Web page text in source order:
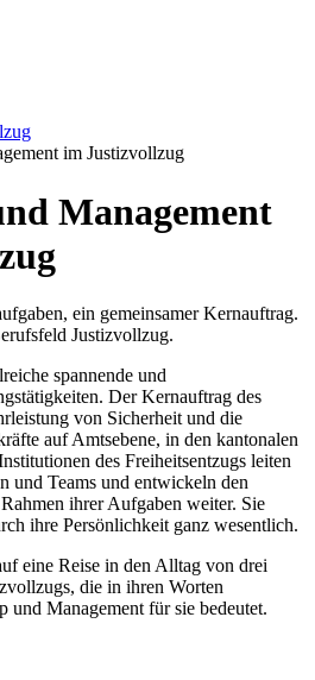
im Justizvollzug
Management
ein gemeinsamer Kernauftrag.
Justizvollzug.
spannende und
Der Kernauftrag des
von Sicherheit und die
auf Amtsebene, in den kantonalen
des Freiheitsentzugs leiten
und Teams und entwickeln den
ihrer Aufgaben weiter. Sie
ihre Persönlichkeit ganz wesentlich.
eine Reise in den Alltag von drei
die in ihren Worten
und Management für sie bedeutet.